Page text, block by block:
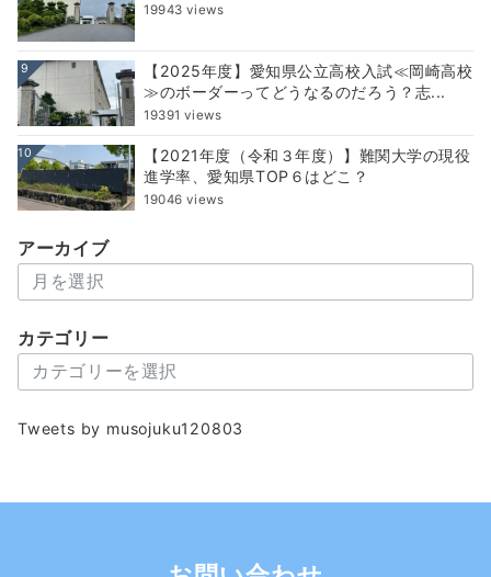
19943 views
9
【2025年度】愛知県公立高校入試≪岡崎高校
≫のボーダーってどうなるのだろう？志...
19391 views
10
【2021年度（令和３年度）】難関大学の現役
進学率、愛知県TOP６はどこ？
19046 views
アーカイブ
ー
イ
カテゴリー
テ
リ
Tweets by musojuku120803